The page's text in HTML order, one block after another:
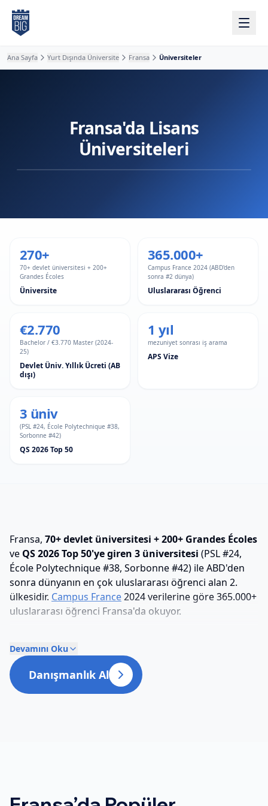
Ana içeriğe atla
Ana Sayfa Yurt Dışında Üniversite Fransa Üniversiteler
Fransa'da Lisans
Üniversiteleri
270+
70+ devlet üniversitesi + 200+
Grandes Écoles
Üniversite
365.000+
Campus France 2024 (ABD'den
sonra #2 dünya)
Uluslararası Öğrenci
€2.770
Bachelor / €3.770 Master (2024-
25)
Devlet Üniv. Yıllık Ücreti (AB
dışı)
1 yıl
mezuniyet sonrası iş arama
APS Vize
3 üniv
(PSL #24, École Polytechnique #38,
Sorbonne #42)
QS 2026 Top 50
Fransa, 70+ devlet üniversitesi + 200+ Grandes Écoles
ve QS 2026 Top 50'ye giren 3 üniversitesi (PSL #24,
École Polytechnique #38, Sorbonne #42) ile ABD'den
sonra dünyanın en çok uluslararası öğrenci alan 2.
ülkesidir. Campus France2024 verilerine göre 365.000+
uluslararası öğrenci Fransa'da okuyor.
Cevap
Süre:
Licence (Bachelor) 3 yıl (LMD sistemi).
Devamını Oku
Danışmanlık Al